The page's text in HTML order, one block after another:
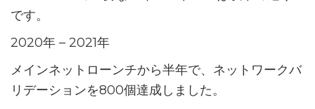
です。
2020年 – 2021年
メインネットローンチから半年で、ネットワークバ
リデーションを800個達成しました。